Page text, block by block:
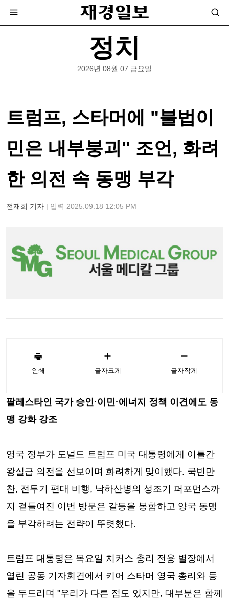
정치
2026년 08월 07 금요일
트럼프, 스타머에 "불법이
민은 내부붕괴" 조언, 화려
한 의전 속 동맹 부각
전재희 기자 | 입력 2025.09.18 12:05 PM
인쇄 글자크게 글자작게
팔레스타인 국가 승인·이민·에너지 정책 이견에도 동
맹 강화 강조
영국 정부가 도널드 트럼프 미국 대통령에게 이틀간
왕실급 의전을 선보이며 화려하게 맞이했다. 국빈만
찬, 전투기 편대 비행, 낙하산병의 성조기 퍼포먼스까
지 곁들여진 이번 방문은 갈등을 봉합하고 양국 동맹
을 부각하려는 전략이 뚜렷했다.
트럼프 대통령은 목요일 치커스 총리 전용 별장에서
열린 공동 기자회견에서 키어 스타머 영국 총리와 등
을 두드리며 "우리가 다른 점도 있지만, 대부분은 함께